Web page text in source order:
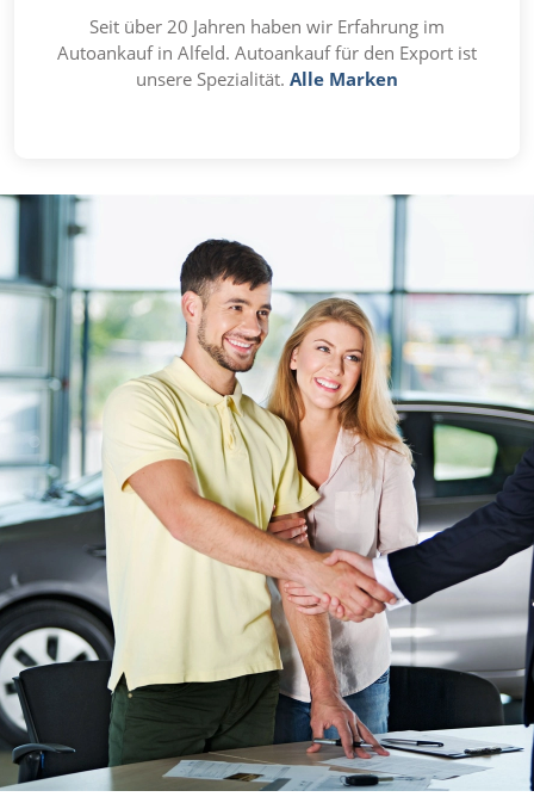
Seit über 20 Jahren haben wir Erfahrung im
Autoankauf in Alfeld. Autoankauf für den Export ist
unsere Spezialität. Alle Marken